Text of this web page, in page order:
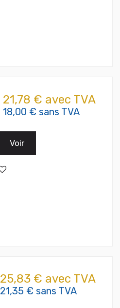
21,78 € avec TVA
18,00 € sans TVA
Voir
25,83 € avec TVA
21,35 € sans TVA